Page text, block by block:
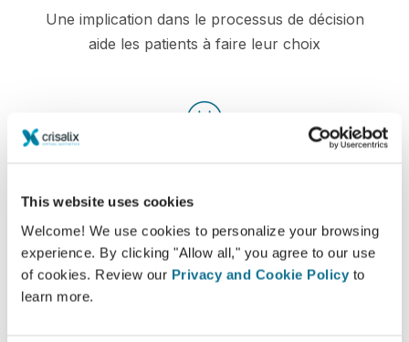
This website uses cookies
Welcome! We use cookies to personalize your browsing
experience. By clicking "Allow all," you agree to our use
of cookies. Review our Privacy and Cookie Policy to
learn more.
Une implication dans le processus de décision
aide les patients à faire leur choix
satisfaites de leur intervention après avoir vu une
simulation 3D Crisalix au préalable*
*Etude en ligne menée auprès de patientes opérées entre